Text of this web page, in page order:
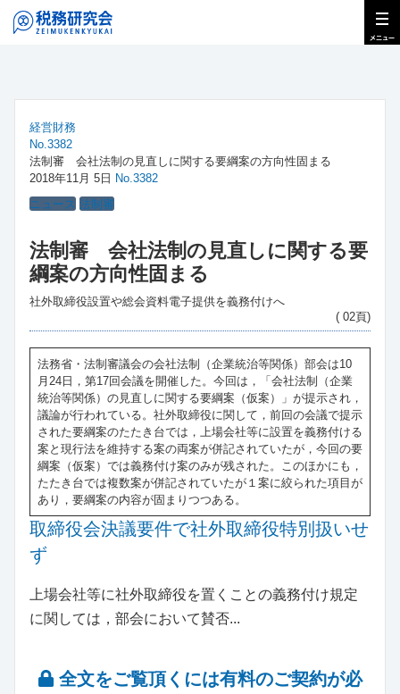
経営財務
No.3382
法制審 会社法制の見直しに関する要綱案の方向性固まる
2018年11月 5日 No.3382
ニュース 法制審
法制審 会社法制の見直しに関する要
綱案の方向性固まる
社外取締役設置や総会資料電子提供を義務付けへ
( 02頁)
法務省・法制審議会の会社法制（企業統治等関係）部会は10
月24日，第17回会議を開催した。今回は，「会社法制（企業
統治等関係）の見直しに関する要綱案（仮案）」が提示され，
議論が行われている。社外取締役に関して，前回の会議で提示
された要綱案のたたき台では，上場会社等に設置を義務付ける
案と現行法を維持する案の両案が併記されていたが，今回の要
綱案（仮案）では義務付け案のみが残された。このほかにも，
たたき台では複数案が併記されていたが１案に絞られた項目が
あり，要綱案の内容が固まりつつある。
取締役会決議要件で社外取締役特別扱いせ
ず
上場会社等に社外取締役を置くことの義務付け規定
に関しては，部会において賛否...
全文をご覧頂くには有料のご契約が必